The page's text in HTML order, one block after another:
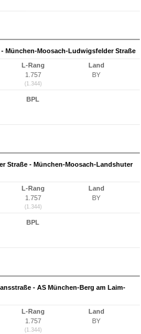
München-Moosach-Ludwigsfelder Straße
L-Rang
1.757
(1.344)
Land
BY
BPL
Straße - München-Moosach-Landshuter
L-Rang
1.757
(1.344)
Land
BY
BPL
- AS München-Berg am Laim-
L-Rang
1.757
(1.344)
Land
BY